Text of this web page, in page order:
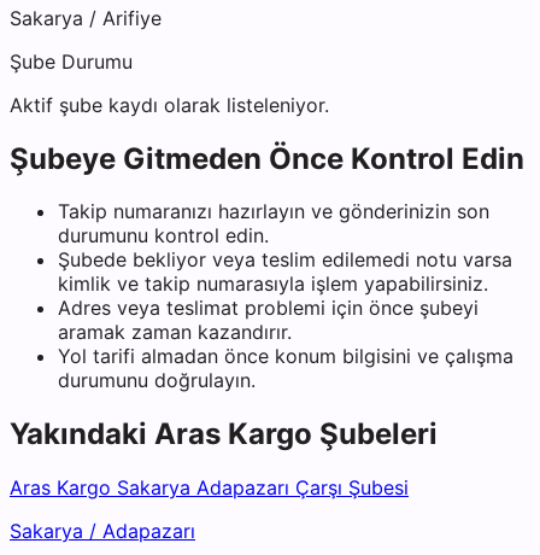
Sakarya / Arifiye
Şube Durumu
Aktif şube kaydı olarak listeleniyor.
Şubeye Gitmeden Önce Kontrol Edin
Takip numaranızı hazırlayın ve gönderinizin son
durumunu kontrol edin.
Şubede bekliyor veya teslim edilemedi notu varsa
kimlik ve takip numarasıyla işlem yapabilirsiniz.
Adres veya teslimat problemi için önce şubeyi
aramak zaman kazandırır.
Yol tarifi almadan önce konum bilgisini ve çalışma
durumunu doğrulayın.
Yakındaki Aras Kargo Şubeleri
Aras Kargo Sakarya Adapazarı Çarşı Şubesi
Sakarya / Adapazarı